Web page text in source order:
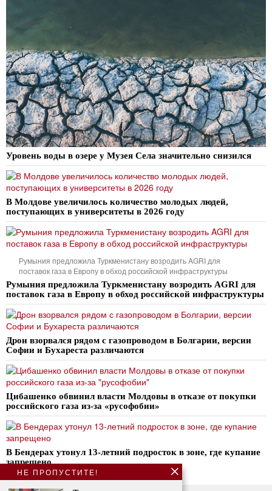
Уровень воды в озере у Музея Села значительно снизился
В Молдове увеличилось количество молодых людей,
поступающих в университеты в 2026 году
Румыния предложила Туркменистану возродить AGRI для
поставок газа в Европу в обход российской инфраструктуры
Румыния предложила Туркменистану возродить AGRI для
поставок газа в Европу в обход российской инфраструктуры
Дрон взорвался рядом с газопроводом в Болгарии, версии
Софии и Бухареста различаются
Цибашенко обвинил власти Молдовы в отказе от покупки
российского газа из-за «русофобии»
В Бендерах утонул 13-летний подросток в зоне, где купание
запрещено
НЕ ПРОПУСТИТЕ!